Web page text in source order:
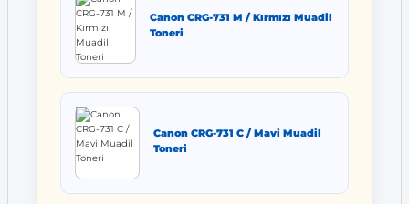
Canon CRG-731 M / Kırmızı Muadil
Toneri
Canon CRG-731 C / Mavi Muadil
Toneri